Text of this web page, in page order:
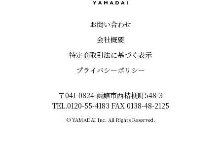
お問い合わせ
会社概要
特定商取引法に基づく表示
プライバシーポリシー
〒041-0824 函館市西桔梗町548-3
TEL.0120-55-4183 FAX.0138-48-2125
© YAMADAI Inc. All Rights Reserved.